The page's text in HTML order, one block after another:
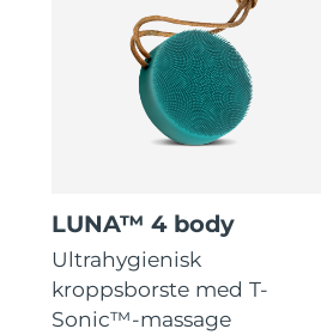
LUNA™ 4 body
Ultrahygienisk
kroppsborste med T-
Sonic™-massage